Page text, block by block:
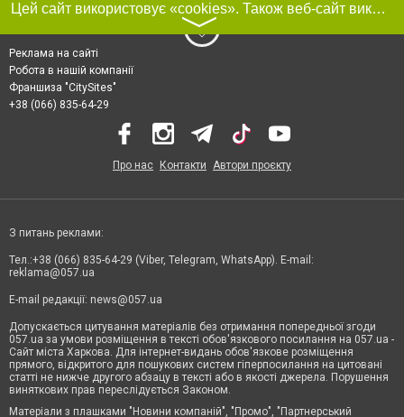
Цей сайт використовує «cookies». Також веб-сайт використовує інтернет-сервіс для збору технічних даних стосовно відвідувачів з метою отримання маркетингової та статистичної інформації. Умови обробки даних відвідувачів сайту див.
〉
Реклама на сайті
Робота в нашій компанії
Франшиза "CitySites"
+38 (066) 835-64-29
Про нас Контакти Автори проєкту
З питань реклами:
Тел.:+38 (066) 835-64-29 (Viber, Telegram, WhatsApp). E-mail:
reklama@057.ua
E-mail редакції: news@057.ua
Допускається цитування матеріалів без отримання попередньої згоди
057.ua за умови розміщення в тексті обов'язкового посилання на 057.ua -
Сайт міста Харкова. Для інтернет-видань обов'язкове розміщення
прямого, відкритого для пошукових систем гіперпосилання на цитовані
статті не нижче другого абзацу в тексті або в якості джерела. Порушення
виняткових прав переслідується Законом.
Матеріали з плашками "Новини компаній", "Промо", "Партнерський